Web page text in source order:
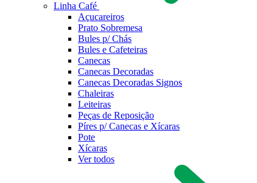
Linha Café
Açucareiros
Prato Sobremesa
Bules p/ Chás
Bules e Cafeteiras
Canecas
Canecas Decoradas
Canecas Decoradas Signos
Chaleiras
Leiteiras
Peças de Reposição
Píres p/ Canecas e Xícaras
Pote
Xícaras
Ver todos